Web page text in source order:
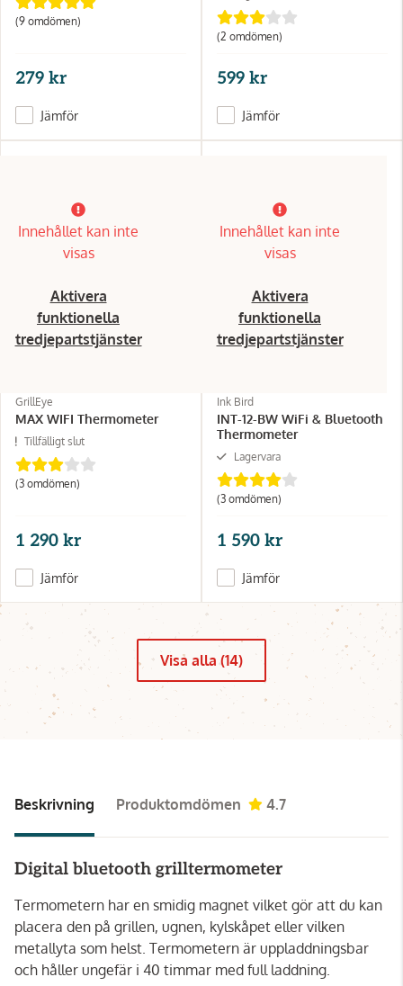
(9 omdömen)
279 kr
Jämför
(2 omdömen)
599 kr
Jämför
Innehållet kan inte
visas
Aktivera
funktionella
tredjepartstjänster
GrillEye
MAX WIFI Thermometer
Tillfälligt slut
(3 omdömen)
1 290 kr
Jämför
Innehållet kan inte
visas
Aktivera
funktionella
tredjepartstjänster
Ink Bird
INT-12-BW WiFi & Bluetooth
Thermometer
Lagervara
(3 omdömen)
1 590 kr
Jämför
Visa alla (14)
Beskrivning Produktomdömen 4.7
Digital bluetooth grilltermometer
Termometern har en smidig magnet vilket gör att du kan
placera den på grillen, ugnen, kylskåpet eller vilken
metallyta som helst. Termometern är uppladdningsbar
och håller ungefär i 40 timmar med full laddning.